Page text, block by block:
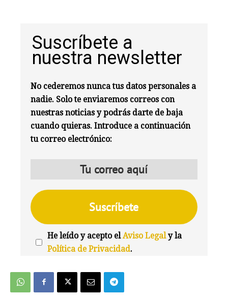
Suscríbete a
nuestra newsletter
No cederemos nunca tus datos personales a
nadie. Solo te enviaremos correos con
nuestras noticias y podrás darte de baja
cuando quieras. Introduce a continuación
tu correo electrónico:
He leído y acepto elAviso Legaly la
Política de Privacidad.